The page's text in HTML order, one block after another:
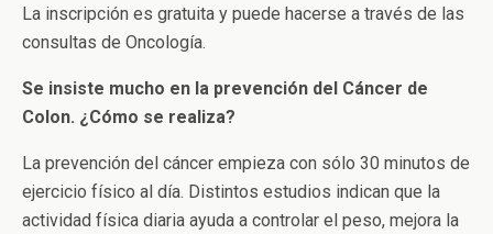
La inscripción es gratuita y puede hacerse a través de las
consultas de Oncología.
Se insiste mucho en la prevención del Cáncer de
Colon. ¿Cómo se realiza?
La prevención del cáncer empieza con sólo 30 minutos de
ejercicio físico al día. Distintos estudios indican que la
actividad física diaria ayuda a controlar el peso, mejora la